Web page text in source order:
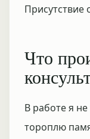
Присутствие
Что
В работе я
тороплю